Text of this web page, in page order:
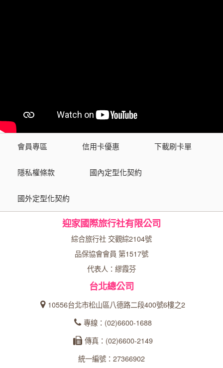
會員專區 信用卡優惠 下載刷卡單
隱私權條款 國內定型化契約
國外定型化契約
迎家國際旅行社有限公司
綜合旅行社 交觀綜2104號
品保協會會員 第1517號
代表人：繆霞芬
台北總公司
10556台北市松山區八德路二段400號6樓之2
專線：(02)6600-1688
傳真：(02)6600-2149
統一編號：27366902